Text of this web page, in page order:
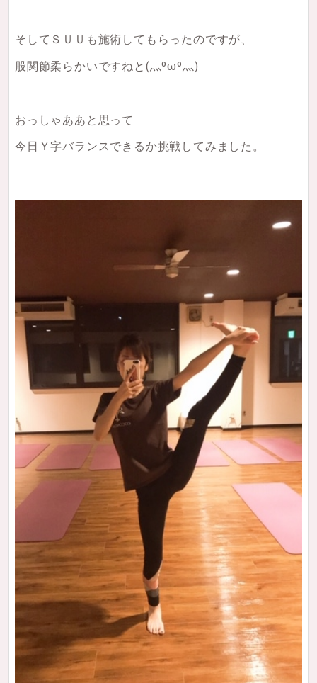
そしてＳＵＵも施術してもらったのですが、
股関節柔らかいですねと (灬ºωº灬)
おっしゃああと思って
今日Ｙ字バランスできるか挑戦してみました。